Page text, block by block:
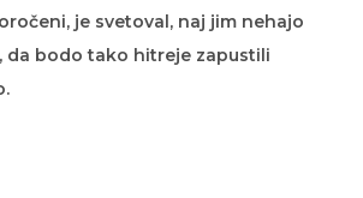
je svetoval, naj jim nehajo
da bodo tako hitreje zapustili